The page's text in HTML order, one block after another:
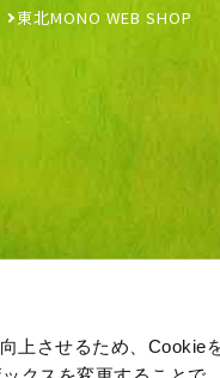
上させるため、Cookie
東北MONO WEB SHOP